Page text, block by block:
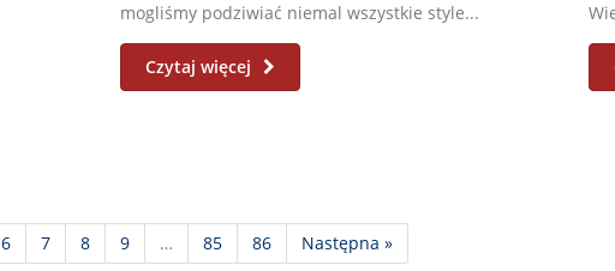
mogliśmy podziwiać niemal wszystkie style...
Czytaj więcej
6 7 8 9 … 85 86 Następna »